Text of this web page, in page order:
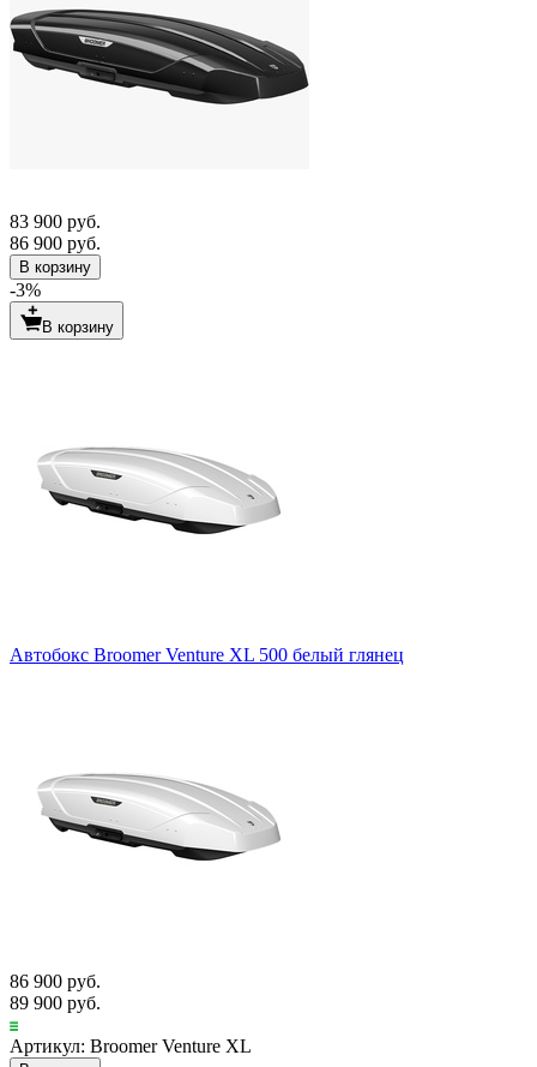
83 900 руб.
86 900 руб.
В корзину
-3%
В корзину
Автобокс Broomer Venture XL 500 белый глянец
86 900 руб.
89 900 руб.
Артикул: Broomer Venture XL